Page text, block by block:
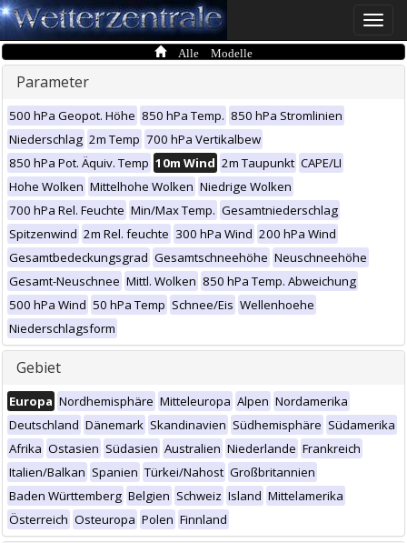
Toggle
Alle Modelle
Parameter
500 hPa Geopot. Höhe 850 hPa Temp. 850 hPa Stromlinien
Niederschlag 2m Temp 700 hPa Vertikalbew
850 hPa Pot. Äquiv. Temp 10m Wind 2m Taupunkt CAPE/LI
Hohe Wolken Mittelhohe Wolken Niedrige Wolken
700 hPa Rel. Feuchte Min/Max Temp. Gesamtniederschlag
Spitzenwind 2m Rel. feuchte 300 hPa Wind 200 hPa Wind
Gesamtbedeckungsgrad Gesamtschneehöhe Neuschneehöhe
Gesamt-Neuschnee Mittl. Wolken 850 hPa Temp. Abweichung
500 hPa Wind 50 hPa Temp Schnee/Eis Wellenhoehe
Niederschlagsform
Gebiet
Europa Nordhemisphäre Mitteleuropa Alpen Nordamerika
Deutschland Dänemark Skandinavien Südhemisphäre Südamerika
Afrika Ostasien Südasien Australien Niederlande Frankreich
Italien/Balkan Spanien Türkei/Nahost Großbritannien
Baden Württemberg Belgien Schweiz Island Mittelamerika
Österreich Osteuropa Polen Finnland